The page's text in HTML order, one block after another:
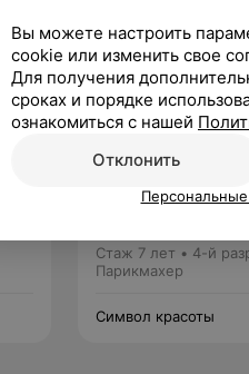
Клочко
Нет
Стаж 7 лет • 4-й
Парикмахер
Символ красоты
Вы можете настроить
cookie или изменить свое
Для получения
сроках и порядке
ознакомиться с нашей
Отклонить